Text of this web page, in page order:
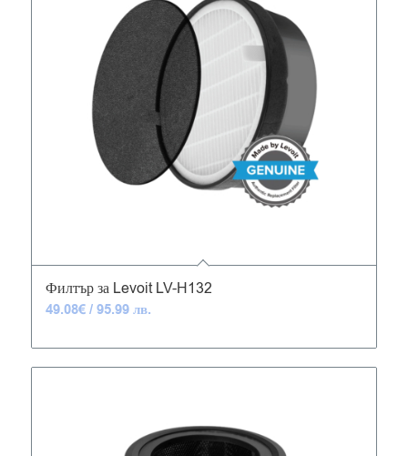
5.00
Филтър за Levoit LV-H132
49.08€/ 95.99 лв.